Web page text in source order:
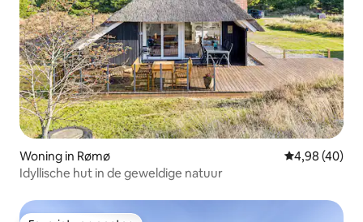
Woning in Rømø Gemiddelde
4,98 (40)
Idyllische hut in de geweldige natuur